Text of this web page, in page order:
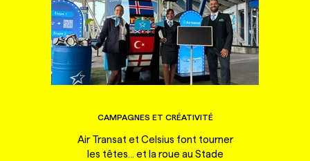
CAMPAGNES ET CRÉATIVITÉ
Air Transat et Celsius font tourner
les têtes... et la roue au Stade